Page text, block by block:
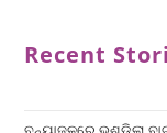
Recent